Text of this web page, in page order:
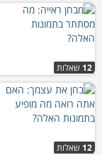
12 שאלות
12 שאלות